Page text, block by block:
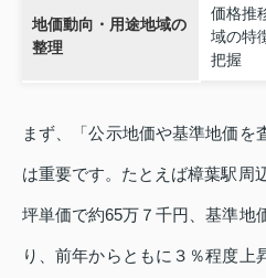
地価動向・用途地域の
整理
価格推
域の特
把握
まず、「公示地価や基準地価を
は重要です。たとえば樟葉駅周
坪単価で約65万７千円、基準地
り、前年からともに３％程度上